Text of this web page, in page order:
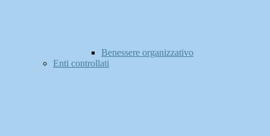
Benessere organizzativo
Enti controllati